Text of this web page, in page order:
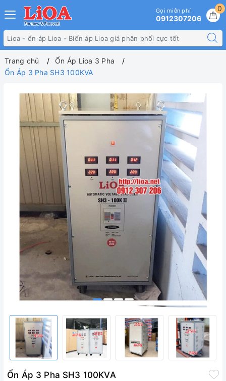
0
Gọi miễn phí
0912307206
Trang chủ
Ổn Áp Lioa 3 Pha
Ổn Áp 3 Pha SH3 100KVA
Ổn Áp 3 Pha SH3 100KVA